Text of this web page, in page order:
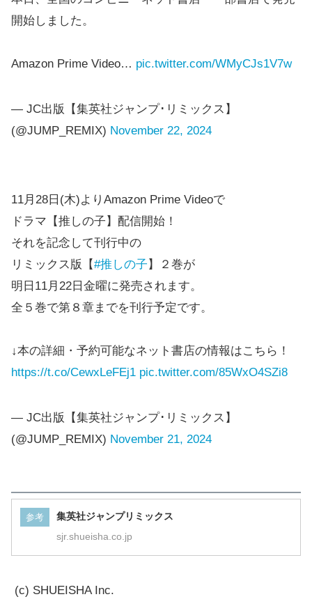
開始しました。
Amazon Prime Video… pic.twitter.com/WMyCJs1V7w
— JC出版【集英社ジャンプ･リミックス】
(@JUMP_REMIX) November 22, 2024
11月28日(木)よりAmazon Prime Videoで
ドラマ【推しの子】配信開始！
それを記念して刊行中の
リミックス版【#推しの子 】２巻が
明日11月22日金曜に発売されます。
全５巻で第８章までを刊行予定です。
↓本の詳細・予約可能なネット書店の情報はこちら！
https://t.co/CewxLeFEj1 pic.twitter.com/85WxO4SZi8
— JC出版【集英社ジャンプ･リミックス】
(@JUMP_REMIX) November 21, 2024
参考 集英社ジャンプリミックス
sjr.shueisha.co.jp
(c) SHUEISHA Inc.